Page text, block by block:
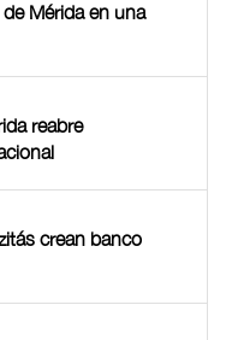
Mérida en una
reabre
crean banco